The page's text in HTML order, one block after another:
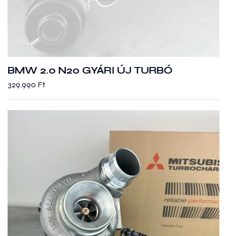
BMW 2.0 N20 GYÁRI ÚJ TURBÓ
329.990 Ft